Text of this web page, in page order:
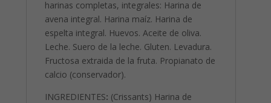
harinas completas, integrales: Harina de
avena integral. Harina maíz. Harina de
espelta integral. Huevos. Aceite de oliva.
Leche. Suero de la leche. Gluten. Levadura.
Fructosa extraida de la fruta. Propianato de
calcio (conservador).
INGREDIENTES: (Crissants) Harina de